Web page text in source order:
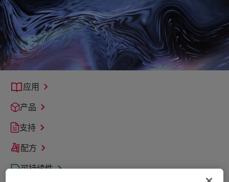
应用
产品
支持
配方
可持续性